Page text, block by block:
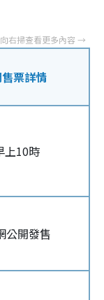
票詳情
上10時
公開發售